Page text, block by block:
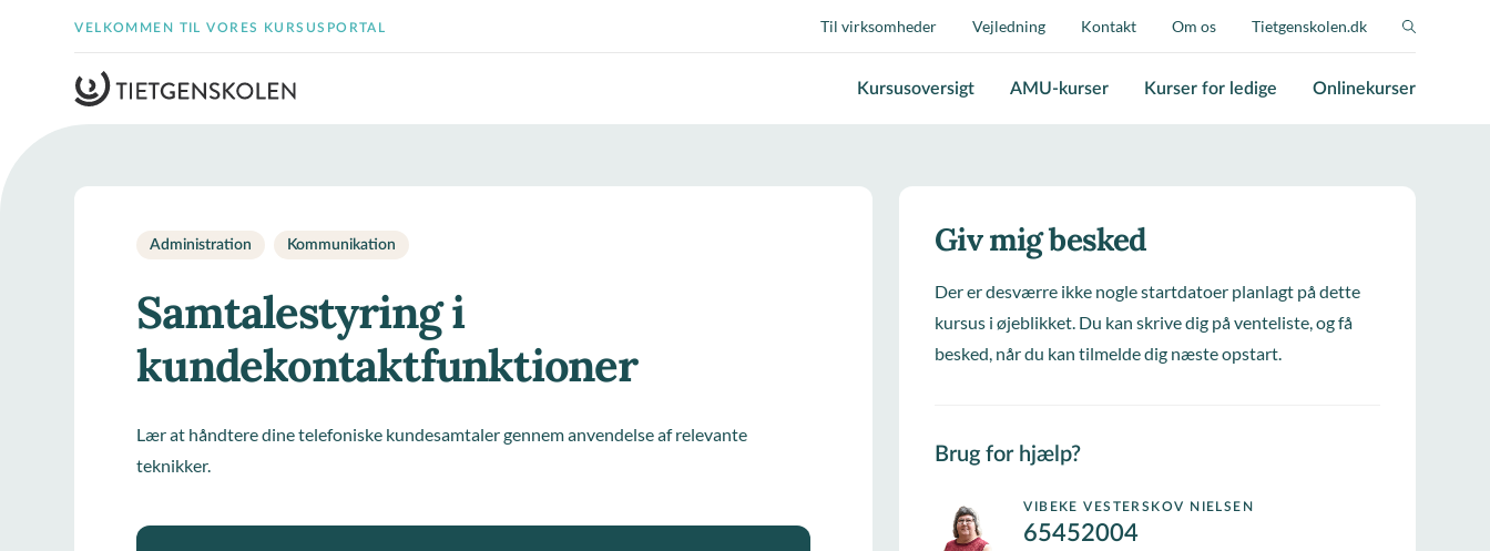
VELKOMMEN TIL VORES KURSUSPORTAL Til virksomheder Vejledning Kontakt Om os Tietgenskolen.dk
Kursusoversigt AMU-kurser Kurser for ledige Onlinekurser
Administration Kommunikation
Samtalestyring i
kundekontaktfunktioner
Lær at håndtere dine telefoniske kundesamtaler gennem anvendelse af relevante
teknikker.
Giv mig besked
Der er desværre ikke nogle startdatoer planlagt på dette
kursus i øjeblikket. Du kan skrive dig på venteliste, og få
besked, når du kan tilmelde dig næste opstart.
Brug for hjælp?
VIBEKE VESTERSKOV NIELSEN
65452004